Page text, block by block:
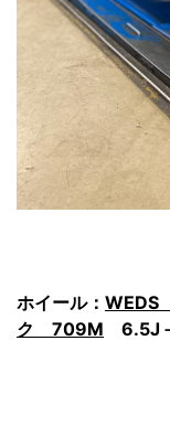
ホイール： WEDS
ク 709M 6.5J